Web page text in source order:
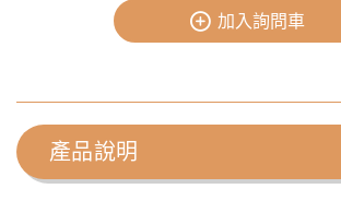
加入詢問車
產品說明